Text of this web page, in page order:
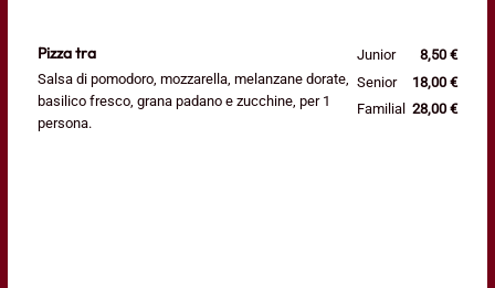
Pizza tra
Salsa di pomodoro, mozzarella, melanzane dorate,
basilico fresco, grana padano e zucchine, per 1
persona.
Junior
8,50 €
Senior
18,00 €
Familial
28,00 €